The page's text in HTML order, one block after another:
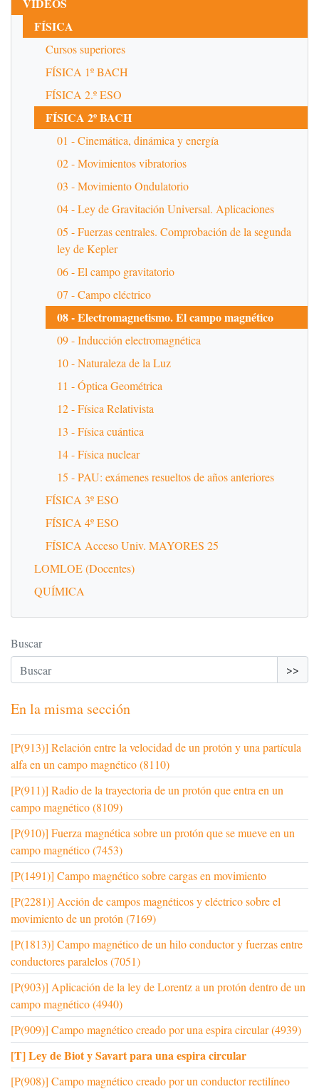
FÍSICA
Cursos superiores
FÍSICA 1º BACH
FÍSICA 2.º ESO
FÍSICA 2º BACH
01 - Cinemática, dinámica y energía
02 - Movimientos vibratorios
03 - Movimiento Ondulatorio
04 - Ley de Gravitación Universal. Aplicaciones
05 - Fuerzas centrales. Comprobación de la segunda
ley de Kepler
06 - El campo gravitatorio
07 - Campo eléctrico
08 - Electromagnetismo. El campo magnético
09 - Inducción electromagnética
10 - Naturaleza de la Luz
11 - Óptica Geométrica
12 - Física Relativista
13 - Física cuántica
14 - Física nuclear
15 - PAU: exámenes resueltos de años anteriores
FÍSICA 3º ESO
FÍSICA 4º ESO
FÍSICA Acceso Univ. MAYORES 25
LOMLOE (Docentes)
QUÍMICA
Buscar
>>
En la misma sección
[P(913)] Relación entre la velocidad de un protón y una partícula
alfa en un campo magnético (8110)
[P(911)] Radio de la trayectoria de un protón que entra en un
campo magnético (8109)
[P(910)] Fuerza magnética sobre un protón que se mueve en un
campo magnético (7453)
[P(1491)] Campo magnético sobre cargas en movimiento
[P(2281)] Acción de campos magnéticos y eléctrico sobre el
movimiento de un protón (7169)
[P(1813)] Campo magnético de un hilo conductor y fuerzas entre
conductores paralelos (7051)
[P(903)] Aplicación de la ley de Lorentz a un protón dentro de un
campo magnético (4940)
[P(909)] Campo magnético creado por una espira circular (4939)
[T] Ley de Biot y Savart para una espira circular
[P(908)] Campo magnético creado por un conductor rectilíneo